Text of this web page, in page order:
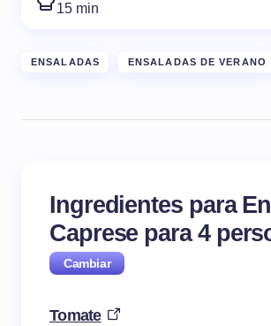
15 min
ENSALADAS ENSALADAS DE VERANO
Ingredientes para
Caprese para4
Tomate